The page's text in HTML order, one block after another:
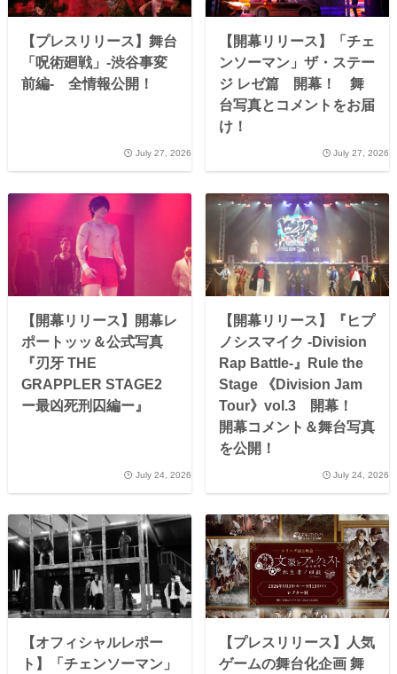
【プレスリリース】舞台
「呪術廻戦」-渋谷事変
前編- 全情報公開！
July 27, 2026
【開幕リリース】「チェ
ンソーマン」ザ・ステー
ジ レゼ篇 開幕！ 舞
台写真とコメントをお届
け！
July 27, 2026
【開幕リリース】開幕レ
ポートッッ＆公式写真
『刃牙 THE
GRAPPLER STAGE2
ー最凶死刑囚編ー』
July 24, 2026
【開幕リリース】『ヒプ
ノシスマイク -Division
Rap Battle-』Rule the
Stage 《Division Jam
Tour》vol.3 開幕！
開幕コメント＆舞台写真
を公開！
July 24, 2026
【オフィシャルレポー
ト】「チェンソーマン」
【プレスリリース】人気
ゲームの舞台化企画 舞